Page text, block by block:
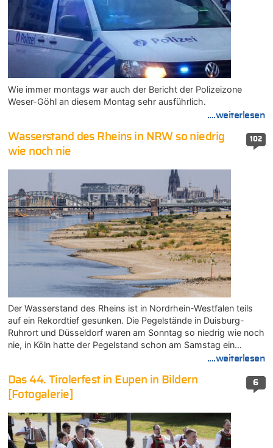
Wie immer montags war auch der Bericht der Polizeizone
Weser-Göhl an diesem Montag sehr ausführlich.
....weiterlesen
102
Wasserstand des Rheins in NRW so niedrig
wie noch nie
Der Wasserstand des Rheins ist in Nordrhein-Westfalen teils
auf ein Rekordtief gesunken. Die Pegelstände in Duisburg-
Ruhrort und Düsseldorf waren am Sonntag so niedrig wie noch
nie, in Köln hatte der Pegelstand schon am Samstag ein…
....weiterlesen
6
Das 44. Tirolerfest in Eupen in Bildern
[Fotogalerie]